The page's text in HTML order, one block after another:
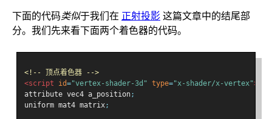
下面的代码类似于我们在 正射投影这篇文章中的结尾部
分。我们先来看下面两个着色器的代码。
<!-- 顶点着色器 -->
<script
id="vertex-shader-3d" type="x-shader/x-vertex">
attribute vec4 a_position;
uniform mat4 matrix;